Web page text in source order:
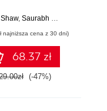
Guest,Bharath Chandra K S
Pythonie
, Saurabh Badhwar
najniższa cena z 30 dni)
68.37 zł
(-47%)